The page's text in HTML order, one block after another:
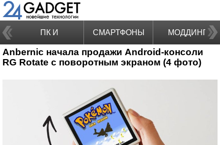
ПК И
НОУТБУКИ
СМАРТФОНЫ МОДДИНГ
Anbernic начала продажи Android-консоли
RG Rotate с поворотным экраном (4 фото)